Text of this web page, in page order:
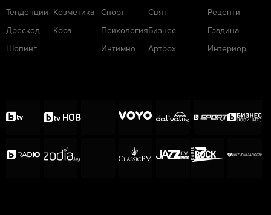
Тенденции
Дрескод
Шопинг
Козметика
Коса
Спорт
Психология
Интимно
Свят
Бизнес
Артbox
Рецепти
Градина
Интериор